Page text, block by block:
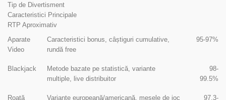
Tip de Divertisment
Caracteristici Principale
RTP Aproximativ
Aparate
Video
Caracteristici bonus, câștiguri cumulative,
rundă free
95-97%
Blackjack
Metode bazate pe statistică, variante
multiple, live distribuitor
98-
99.5%
Roată Variante europeană/americană, mesele de joc 97.3-